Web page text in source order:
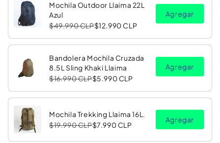
Mochila Outdoor Llaima 22L
Azul
$49.990 CLP$12.990 CLP
Agregar
Bandolera Mochila Cruzada
8.5L Sling Khaki Llaima
$16.990 CLP$5.990 CLP
Agregar
Mochila Trekking Llaima 16L.
$19.990 CLP$7.990 CLP
Agregar